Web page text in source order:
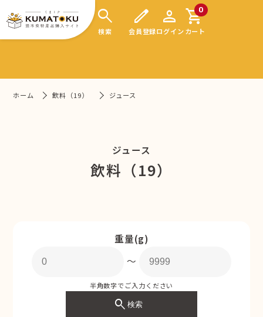
search
検索
edit
会員登録
person
ログイン
0
shopping_cart
カート
ホーム 飲料（19） ジュース
ジュース
飲料（19）
重量(g)
〜
半角数字でご入力ください
search検索